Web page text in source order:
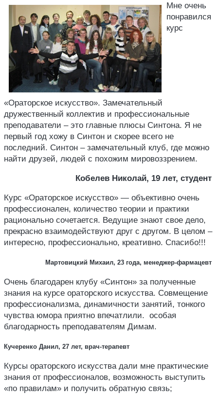
Мне очень
понравился
курс
«Ораторское искусство». Замечательный
дружественный коллектив и профессиональные
преподаватели – это главные плюсы Синтона. Я не
первый год хожу в Синтон и скорее всего не
последний. Синтон – замечательный клуб, где можно
найти друзей, людей с похожим мировоззрением.
Кобелев Николай, 19 лет, студент
Курс «Ораторское искусство» — объективно очень
профессионален, количество теории и практики
рационально сочетается. Ведущие знают свое дело,
прекрасно взаимодействуют друг с другом. В целом –
интересно, профессионально, креативно. Спасибо!!!
Мартовицкий Михаил, 23 года, менеджер-фармацевт
Очень благодарен клубу «Синтон» за полученные
знания на курсе ораторского искусства. Совмещение
профессионализма, динамичности занятий, тонкого
чувства юмора приятно впечатлили. особая
благодарность преподавателям Димам.
Кучеренко Данил, 27 лет, врач-терапевт
Курсы ораторского искусства дали мне практические
знания от профессионалов, возможность выступить
«по правилам» и получить обратную связь;